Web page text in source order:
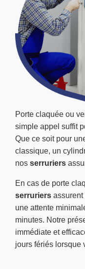
Porte claquée ou
simple appel suffit
Que ce soit pour
classique, un
nos serruriers
En cas de porte
serruriers assurent
une attente
minutes. Notre
immédiate et
jours fériés lorsque